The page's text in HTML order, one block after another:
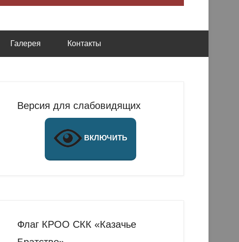
Галерея Контакты
Версия для слабовидящих
ВКЛЮЧИТЬ
Флаг КРОО СКК «Казачье